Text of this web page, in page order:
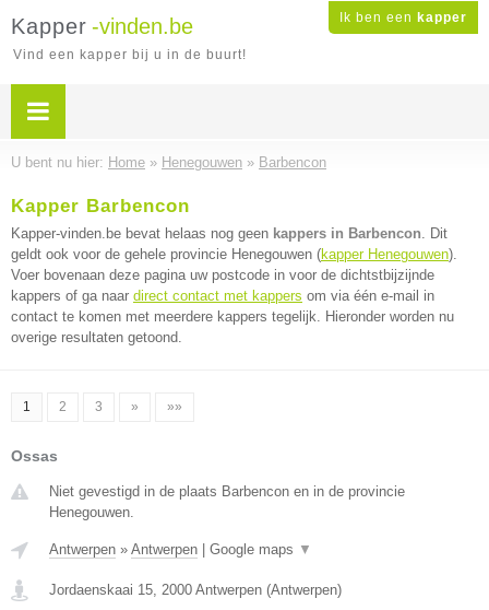
Ik ben een kapper
Kapper -vinden.be
Vind een kapper bij u in de buurt!
U bent nu hier: Home » Henegouwen » Barbencon
Kapper Barbencon
Kapper-vinden.be bevat helaas nog geen kappers in Barbencon. Dit
geldt ook voor de gehele provincie Henegouwen (kapper Henegouwen).
Voer bovenaan deze pagina uw postcode in voor de dichtstbijzijnde
kappers of ga naar direct contact met kappers om via één e-mail in
contact te komen met meerdere kappers tegelijk. Hieronder worden nu
overige resultaten getoond.
1 2 3 » »»
Ossas
Niet gevestigd in de plaats Barbencon en in de provincie
Henegouwen.
Antwerpen » Antwerpen Google maps ▼
Jordaenskaai 15, 2000 Antwerpen (Antwerpen)